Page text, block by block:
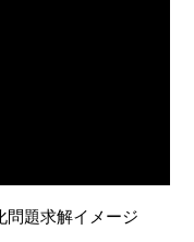
問題求解イメージ